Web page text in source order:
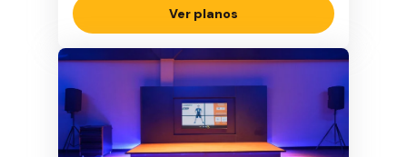
Ver planos